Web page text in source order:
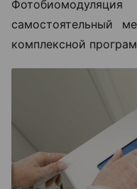
самостоятельный
комплексной